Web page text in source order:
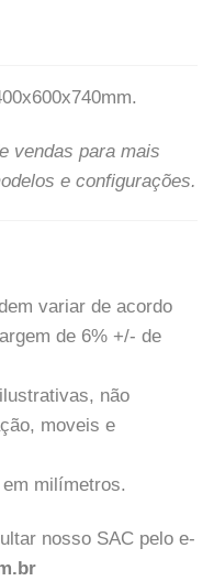
vendas para mais
e configurações.
variar de acordo
de 6% +/- de
não
moveis e
milímetros.
nosso SAC pelo e-